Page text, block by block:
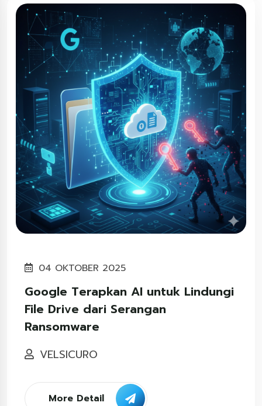
04 OKTOBER 2025
Google Terapkan AI untuk Lindungi
File Drive dari Serangan
Ransomware
VELSICURO
More Detail